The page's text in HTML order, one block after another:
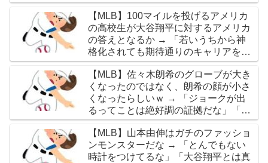
【MLB】100マイルを投げるアメリカ
の高校生が大谷翔平に対するアメリカ
の答えとなるか → 「若いうちから神
格化されても期待通りのキャリアを築
けるのはほんの一握りだからな」「大
谷の名前を出したのはクリック数稼ぎ
でしかないわ」
【MLB】佐々木朗希のグローブが大き
くなったのではなく、朗希の顔が小さ
くなったらしいｗ → 「ジョークが出
るってことは絶好調の証拠だな」「癖
なのか精神的なものなのか分からない
がいい方向に進んだのはいいことだ」
【MLB】山本由伸はガチのファッショ
ンモンスターだな → 「とんでもない
時計をつけてるな」「大谷翔平とは真